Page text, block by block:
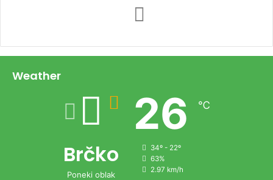
Weather
Brčko
Poneki oblak
26 ℃
34º - 22º
63%
2.97 km/h